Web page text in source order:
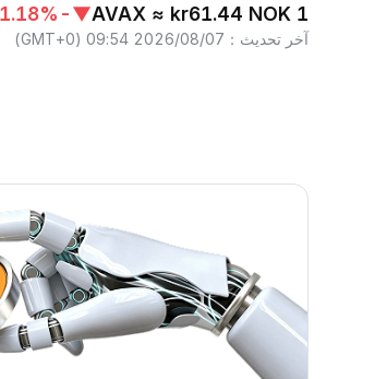
1 AVAX ≈ kr61.44 NOK
▼
-1.18%
آخر تحديث ：
2026/08/07 09:54
(
GMT+0
)